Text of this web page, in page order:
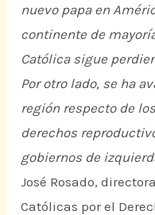
nuevo papa en
continente de
Católica sigue
Por otro lado, se ha
región respecto de
derechos
gobiernos de
José Rosado,
Católicas por el